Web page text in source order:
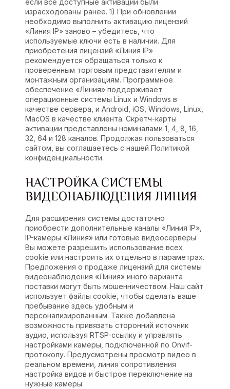
если все доступные активации были
израсходованы ранее. 1) При обновлении
необходимо выполнить активацию лицензий
«Линия IP» заново – убедитесь, что
используемые ключи есть в наличии. Для
приобретения лицензий «Линия IP»
рекомендуется обращаться только к
проверенным торговым представителям и
монтажным организациям. Программное
обеспечение «Линия» поддерживает
операционные системы Linux и Windows в
качестве сервера, и Android, iOS, Windows, Linux,
MacOS в качестве клиента. Скретч-карты
активации представлены номиналами 1, 4, 8, 16,
32, 64 и 128 каналов. Продолжая пользоваться
сайтом, вы соглашаетесь с нашей Политикой
конфиденциальности.
НАСТРОЙКА СИСТЕМЫ
ВИДЕОНАБЛЮДЕНИЯ ЛИНИЯ
Для расширения системы достаточно
приобрести дополнительные каналы «Линия IP»,
IP-камеры «Линия» или готовые видеосерверы
Вы можете разрешить использование всех
cookie или настроить их отдельно в параметрах.
Предложения о продаже лицензий для системы
видеонаблюдения «Линия» иного варианта
поставки могут быть мошенничеством. Наш сайт
использует файлы cookie, чтобы сделать ваше
пребывание здесь удобным и
персонализированным. Также добавлена
возможность привязать сторонний источник
аудио, используя RTSP-ссылку и управлять
настройками камеры, подключенной по Onvif-
протоколу. Предусмотрены просмотр видео в
реальном времени, линия сопротивления
настройка видов и быстрое переключение на
нужные камеры.